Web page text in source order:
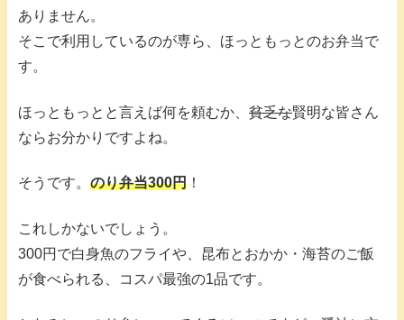
ありません。
そこで利用しているのが専ら、ほっともっとのお弁当で
す。
ほっともっとと言えば何を頼むか、 貧乏な賢明な皆さん
ならお分かりですよね。
そうです。 のり弁当300円 ！
これしかないでしょう。
300円で白身魚のフライや、昆布とおかか・海苔のご飯
が食べられる、コスパ最強の1品です。